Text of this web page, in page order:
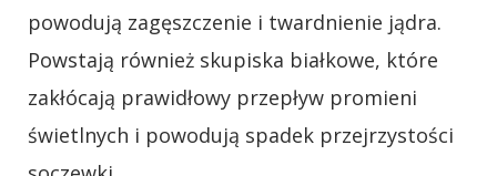
powodują zagęszczenie i twardnienie jądra.
Powstają również skupiska białkowe, które
zakłócają prawidłowy przepływ promieni
świetlnych i powodują spadek przejrzystości